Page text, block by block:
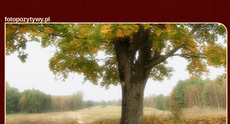
fotopozytywy.pl